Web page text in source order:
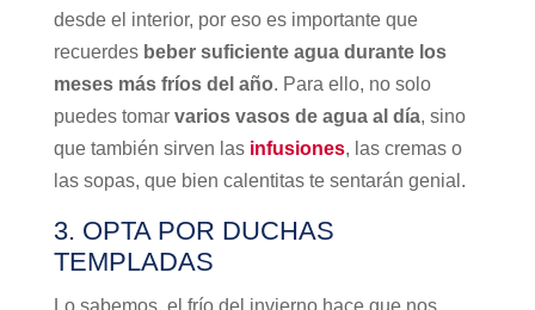
desde el interior, por eso es importante que
recuerdes beber suficiente agua durante los
meses más fríos del año. Para ello, no solo
puedes tomar varios vasos de agua al día, sino
que también sirven las infusiones, las cremas o
las sopas, que bien calentitas te sentarán genial.
3. OPTA POR DUCHAS
TEMPLADAS